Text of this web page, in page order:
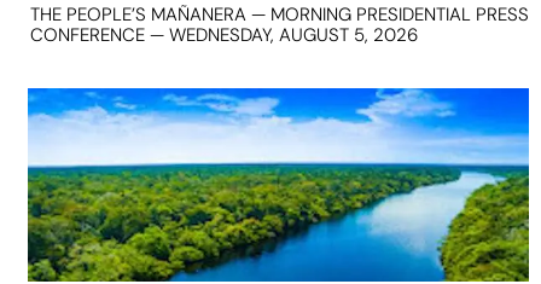
THE PEOPLE’S MAÑANERA — MORNING PRESIDENTIAL PRESS
CONFERENCE — WEDNESDAY, AUGUST 5, 2026